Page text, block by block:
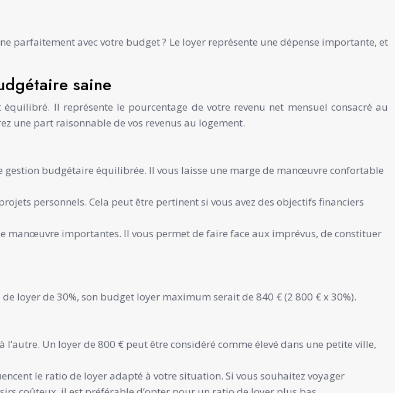
parfaitement avec votre budget ? Le loyer représente une dépense importante, et
saine
Il représente le pourcentage de votre revenu net mensuel consacré au
une part raisonnable de vos revenus au logement.
budgétaire équilibrée. Il vous laisse une marge de manœuvre confortable
personnels. Cela peut être pertinent si vous avez des objectifs financiers
manœuvre importantes. Il vous permet de faire face aux imprévus, de constituer
loyer de 30%, son budget loyer maximum serait de 840 € (2 800 € x 30%).
Un loyer de 800 € peut être considéré comme élevé dans une petite ville,
le ratio de loyer adapté à votre situation. Si vous souhaitez voyager